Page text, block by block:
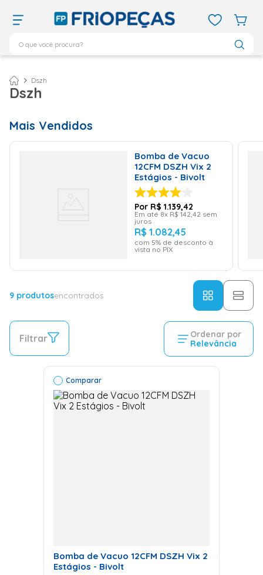
Dszh
Dszh
Mais Vendidos
Bomba de Vacuo
12CFM DSZH Vix 2
Estágios - Bivolt
R$ 1.139,42
Em até 8x R$ 142,42 sem
juros
R$ 1.082,45
com 5% de desconto à
vista no PIX
9 produtosencontrados
Filtrar
Ordenar por
Relevância
Comparar
Bomba de Vacuo 12CFM DSZH Vix 2
Estágios - Bivolt
2º
4º ar condicionado 18000